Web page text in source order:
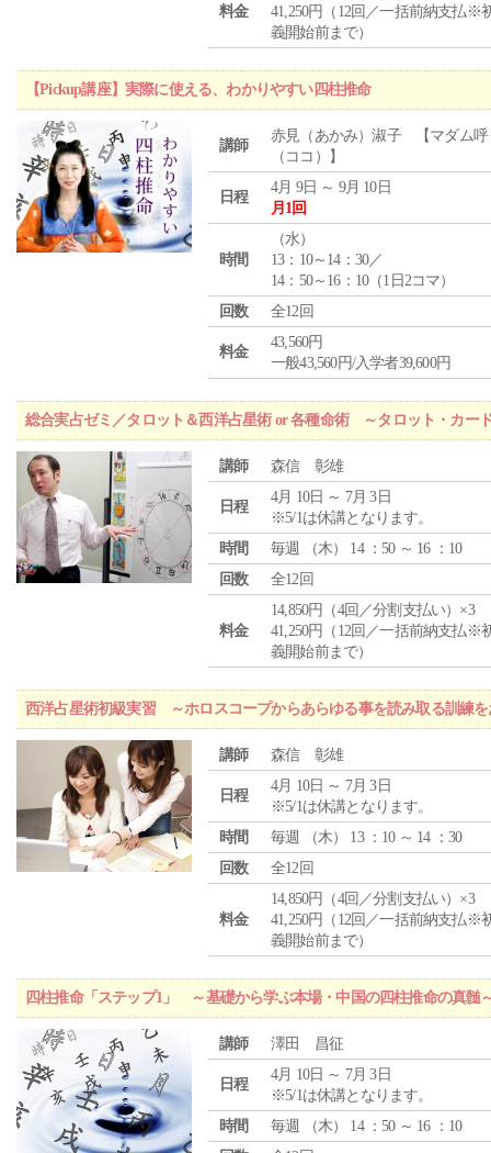
料金
41,250円（12回／一括前納支払※
義開始前まで）
【Pickup講座】実際に使える、わかりやすい四柱推命
講師
赤見（あかみ）淑子 【マダム呼
（ココ）】
日程
4月 9日 ～ 9月 10日
月1回
時間
（水）
13：10～14：30／
14：50～16：10（1日2コマ）
回数
全12回
料金
43,560円
一般43,560円/入学者39,600円
総合実占ゼミ／タロット＆西洋占星術 or 各種命術 ～タロット・カー
講師 森信 彰雄
日程
4月 10日 ～ 7月 3日
※5/1は休講となります。
時間
毎週 （木） 14 ：50 ～ 16 ：10
回数
全12回
料金
14,850円（4回／分割支払い）×3
41,250円（12回／一括前納支払※
義開始前まで）
西洋占星術初級実習 ～ホロスコープからあらゆる事を読み取る訓練を
講師 森信 彰雄
日程
4月 10日 ～ 7月 3日
※5/1は休講となります。
時間
毎週 （木） 13 ：10 ～ 14 ：30
回数
全12回
料金
14,850円（4回／分割支払い）×3
41,250円（12回／一括前納支払※
義開始前まで）
四柱推命「ステップ1」 ～基礎から学ぶ本場・中国の四柱推命の真髄
講師 澤田 昌征
日程
4月 10日 ～ 7月 3日
※5/1は休講となります。
時間
毎週 （木） 14 ：50 ～ 16 ：10